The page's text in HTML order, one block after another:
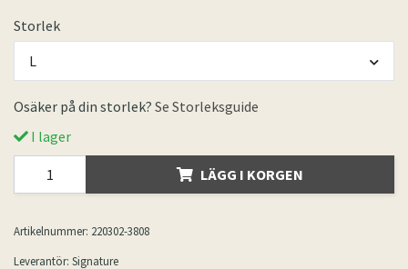
Storlek
L
Osäker på din storlek? Se Storleksguide
I lager
LÄGG I KORGEN
Artikelnummer: 220302-3808
Leverantör: Signature